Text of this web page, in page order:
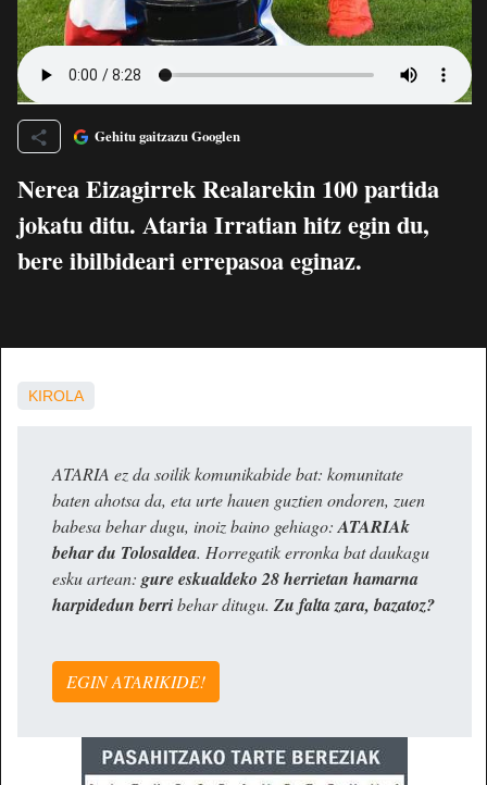
Gehitu gaitzazu Googlen
Nerea Eizagirrek Realarekin 100 partida
jokatu ditu. Ataria Irratian hitz egin du,
bere ibilbideari errepasoa eginaz.
KIROLA
ATARIA ez da soilik komunikabide bat: komunitate
baten ahotsa da, eta urte hauen guztien ondoren, zuen
babesa behar dugu, inoiz baino gehiago:ATARIAk
behar du Tolosaldea. Horregatik erronka bat daukagu
esku artean: gure eskualdeko 28 herrietan hamarna
harpidedun berribehar ditugu. Zu falta zara, bazatoz?
EGIN ATARIKIDE!